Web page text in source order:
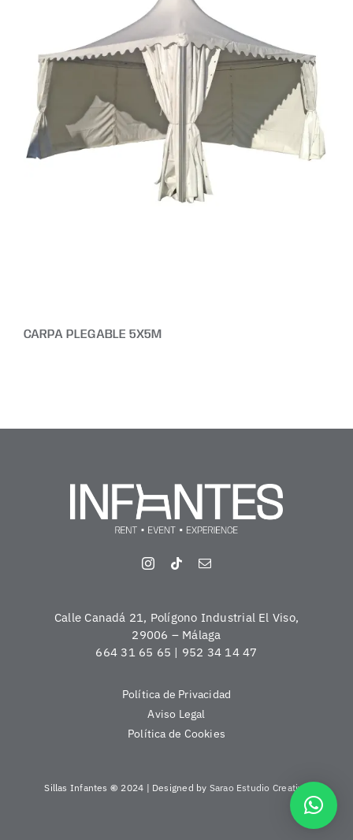
CARPA PLEGABLE 5X5M
Calle Canadá 21, Polígono Industrial El Viso,
29006 – Málaga
664 31 65 65 | 952 34 14 47
Política de Privacidad
Aviso Legal
Política de Cookies
Sillas Infantes © 2024 | Designed by Sarao Estudio Creativo